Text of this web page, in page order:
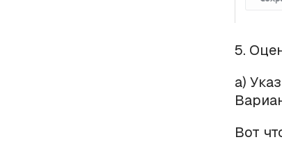
5.
а)
Вот